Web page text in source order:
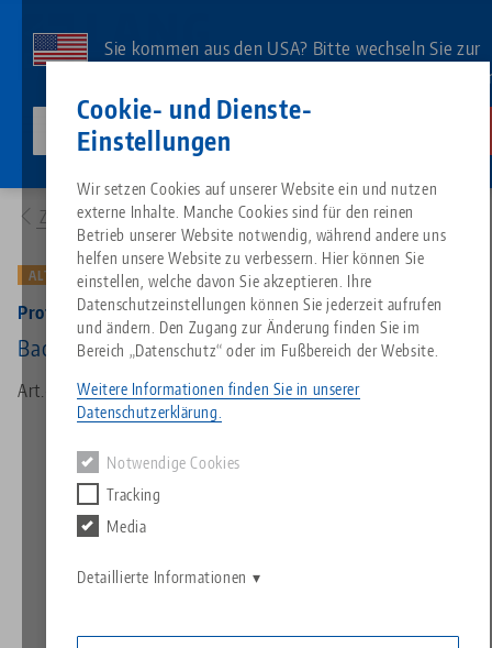
Cookie- und Dienste-
Einstellungen
Wir setzen Cookies auf unserer Website ein und nutzen
externe Inhalte. Manche Cookies sind für den reinen
Betrieb unserer Website notwendig, während andere uns
helfen unsere Website zu verbessern. Hier können Sie
einstellen, welche davon Sie akzeptieren. Ihre
Datenschutzeinstellungen können Sie jederzeit aufrufen
und ändern. Den Zugang zur Änderung finden Sie im
Bereich „Datenschutz“ oder im Fußbereich der Website.
Weitere Informationen finden Sie in unserer
Datenschutzerklärung.
Notwendige Cookies
Tracking
Media
Detaillierte Informationen
Inhalt
Sie kommen aus den USA? Bitte wechseln Sie zur
US-Website, um landesspezifischen Inhalt zu
lang-technik-usa.com
Alles aus einer Hand
Nullpunktspanntechnik
Werkstückspanntechnik
Suche nach
Suche nach
Produktübersicht
Über LANG
Philosophie
Innovationen
Downloads
FAQ
Katalog anfordern
Blog
News
Messen
Passende Produkte
Es tut uns leid. Wir konnten keine Ergebnisse finden.
Zur Produktübersicht
Search
Downloads
Breadcrumb
Zur Produktübersicht
ALTE VERSION
Profilo 77, Grundbacken
Backenbreite 112 mm, (alte Ausführung)
Art.-Nr. 49771